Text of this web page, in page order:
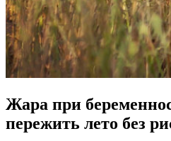
Жара при
пережить лето без